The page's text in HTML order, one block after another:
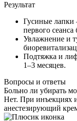
Результат
Гусиные лапки
первого
Увлажнение и
Подтяжка и
1–3 месяцев.
Вопросы и ответы
Больно ли убирать
Нет. При инъекциях
анестезирующий